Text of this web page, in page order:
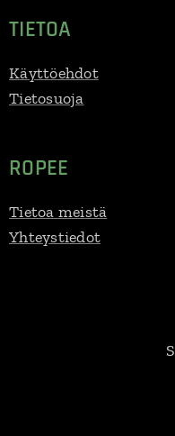
TIETOA
Käyttöehdot
Tietosuoja
ROPEE
Tietoa meistä
Yhteystiedot